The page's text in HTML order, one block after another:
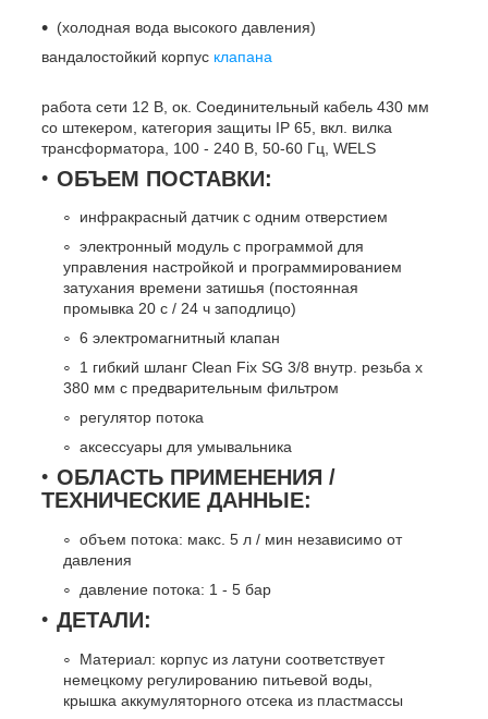
(холодная вода высокого давления)
вандалостойкий корпус клапана
работа сети 12 В, ок. Соединительный кабель 430 мм
со штекером, категория защиты IP 65, вкл. вилка
трансформатора, 100 - 240 В, 50-60 Гц, WELS
ОБЪЕМ ПОСТАВКИ:
инфракрасный датчик с одним отверстием
электронный модуль с программой для
управления настройкой и программированием
затухания времени затишья (постоянная
промывка 20 с / 24 ч заподлицо)
6 электромагнитный клапан
1 гибкий шланг Clean Fix SG 3/8 внутр. резьба х
380 мм с предварительным фильтром
регулятор потока
аксессуары для умывальника
ОБЛАСТЬ ПРИМЕНЕНИЯ /
ТЕХНИЧЕСКИЕ ДАННЫЕ:
объем потока: макс. 5 л / мин независимо от
давления
давление потока: 1 - 5 бар
ДЕТАЛИ:
Материал: корпус из латуни соответствует
немецкому регулированию питьевой воды,
крышка аккумуляторного отсека из пластмассы